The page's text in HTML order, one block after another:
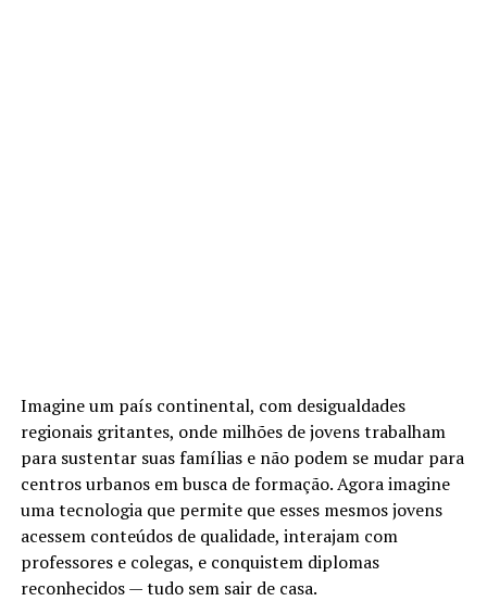
Imagine um país continental, com desigualdades
regionais gritantes, onde milhões de jovens trabalham
para sustentar suas famílias e não podem se mudar para
centros urbanos em busca de formação. Agora imagine
uma tecnologia que permite que esses mesmos jovens
acessem conteúdos de qualidade, interajam com
professores e colegas, e conquistem diplomas
reconhecidos — tudo sem sair de casa.